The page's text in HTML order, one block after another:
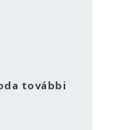
szerzett,
kívánja
további